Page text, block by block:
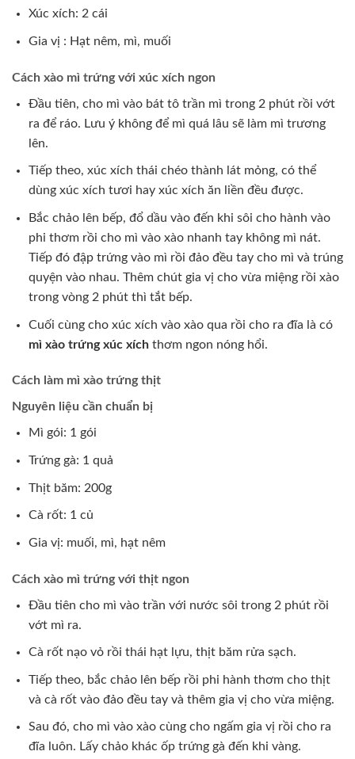
Xúc xích: 2 cái
Gia vị : Hạt nêm, mì, muối
Cách xào mì trứng với xúc xích ngon
Đầu tiên, cho mì vào bát tô trần mì trong 2 phút rồi vớt
ra để ráo. Lưu ý không để mì quá lâu sẽ làm mì trương
lên.
Tiếp theo, xúc xích thái chéo thành lát mỏng, có thể
dùng xúc xích tươi hay xúc xích ăn liền đều được.
Bắc chảo lên bếp, đổ dầu vào đến khi sôi cho hành vào
phi thơm rồi cho mì vào xào nhanh tay không mì nát.
Tiếp đó đập trứng vào mì rồi đảo đều tay cho mì và trúng
quyện vào nhau. Thêm chút gia vị cho vừa miệng rồi xào
trong vòng 2 phút thì tắt bếp.
Cuối cùng cho xúc xích vào xào qua rồi cho ra đĩa là có
mì xào trứng xúc xíchthơm ngon nóng hổi.
Cách làm mì xào trứng thịt
Nguyên liệu cần chuẩn bị
Mì gói: 1 gói
Trứng gà: 1 quả
Thịt băm: 200g
Cà rốt: 1 củ
Gia vị: muối, mì, hạt nêm
Cách xào mì trứng với thịt ngon
Đầu tiên cho mì vào trần với nước sôi trong 2 phút rồi
vớt mì ra.
Cà rốt nạo vỏ rồi thái hạt lựu, thịt băm rửa sạch.
Tiếp theo, bắc chảo lên bếp rồi phi hành thơm cho thịt
và cà rốt vào đảo đều tay và thêm gia vị cho vừa miệng.
Sau đó, cho mì vào xào cùng cho ngấm gia vị rồi cho ra
đĩa luôn. Lấy chảo khác ốp trứng gà đến khi vàng.